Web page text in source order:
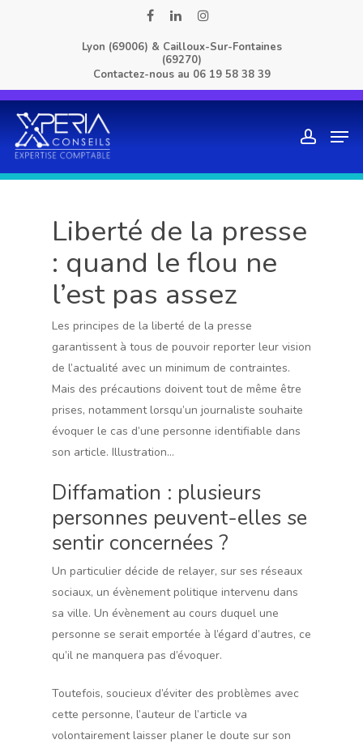
facebooklinkedininstagram
Lyon (69006) & Cailloux-Sur-Fontaines
(69270)
Contactez-nous au 06 19 58 38 39
Liberté de la presse
: quand le flou ne
l’est pas assez
Les principes de la liberté de la presse
garantissent à tous de pouvoir reporter leur vision
de l’actualité avec un minimum de contraintes.
Mais des précautions doivent tout de même être
prises, notamment lorsqu’un journaliste souhaite
évoquer le cas d’une personne identifiable dans
son article. Illustration…
Diffamation : plusieurs
personnes peuvent-elles se
sentir concernées ?
Un particulier décide de relayer, sur ses réseaux
sociaux, un évènement politique intervenu dans
sa ville. Un évènement au cours duquel une
personne se serait emportée à l’égard d’autres, ce
qu’il ne manquera pas d’évoquer.
Toutefois, soucieux d’éviter des problèmes avec
cette personne, l’auteur de l’article va
volontairement laisser planer le doute sur son